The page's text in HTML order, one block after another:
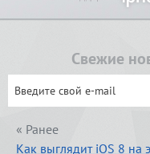
Свежие
« Ранее
Как выглядит iOS 8 на